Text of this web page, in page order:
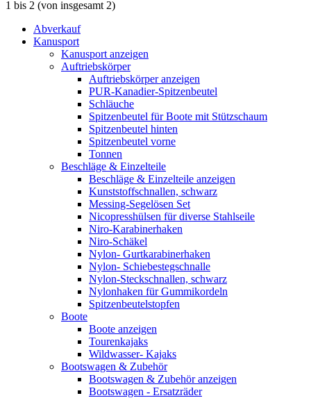
1 bis 2 (von insgesamt 2)
Abverkauf
Kanusport
Kanusport anzeigen
Auftriebskörper
Auftriebskörper anzeigen
PUR-Kanadier-Spitzenbeutel
Schläuche
Spitzenbeutel für Boote mit Stützschaum
Spitzenbeutel hinten
Spitzenbeutel vorne
Tonnen
Beschläge & Einzelteile
Beschläge & Einzelteile anzeigen
Kunststoffschnallen, schwarz
Messing-Segelösen Set
Nicopresshülsen für diverse Stahlseile
Niro-Karabinerhaken
Niro-Schäkel
Nylon- Gurtkarabinerhaken
Nylon- Schiebestegschnalle
Nylon-Steckschnallen, schwarz
Nylonhaken für Gummikordeln
Spitzenbeutelstopfen
Boote
Boote anzeigen
Tourenkajaks
Wildwasser- Kajaks
Bootswagen & Zubehör
Bootswagen & Zubehör anzeigen
Bootswagen - Ersatzräder